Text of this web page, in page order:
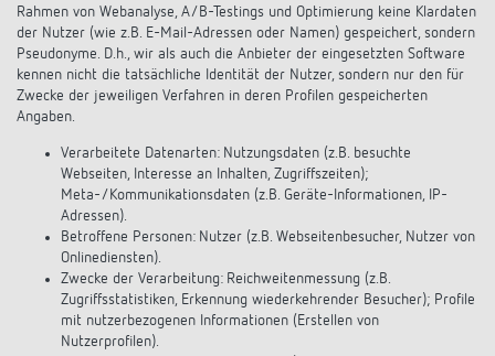
Rahmen von Webanalyse, A/B-Testings und Optimierung keine Klardaten
der Nutzer (wie z.B. E-Mail-Adressen oder Namen) gespeichert, sondern
Pseudonyme. D.h., wir als auch die Anbieter der eingesetzten Software
kennen nicht die tatsächliche Identität der Nutzer, sondern nur den für
Zwecke der jeweiligen Verfahren in deren Profilen gespeicherten
Angaben.
Verarbeitete Datenarten: Nutzungsdaten (z.B. besuchte
Webseiten, Interesse an Inhalten, Zugriffszeiten);
Meta-/Kommunikationsdaten (z.B. Geräte-Informationen, IP-
Adressen).
Betroffene Personen: Nutzer (z.B. Webseitenbesucher, Nutzer von
Onlinediensten).
Zwecke der Verarbeitung: Reichweitenmessung (z.B.
Zugriffsstatistiken, Erkennung wiederkehrender Besucher); Profile
mit nutzerbezogenen Informationen (Erstellen von
Nutzerprofilen).